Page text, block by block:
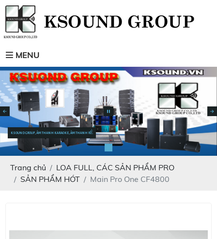
MENU
KSOUND GROUP, ÂM THANH KARAOKE, ÂM THANH RẺ
Trang chủ
LOA FULL, CÁC SẢN PHẨM PRO
SẢN PHẨM HÓT
Main Pro One CF4800